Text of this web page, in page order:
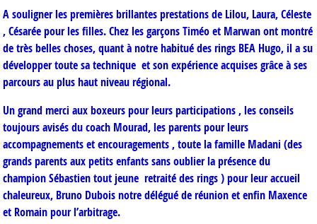
A souligner les premières brillantes prestations de Lilou, Laura, Céleste
, Césarée pour les filles. Chez les garçons Timéo et Marwan ont montré
de très belles choses, quant à notre habitué des rings BEA Hugo, il a su
développer toute sa technique et son expérience acquises grâce à ses
parcours au plus haut niveau régional.
Un grand merci aux boxeurs pour leurs participations , les conseils
toujours avisés du coach Mourad, les parents pour leurs
accompagnements et encouragements , toute la famille Madani (des
grands parents aux petits enfants sans oublier la présence du
champion Sébastien tout jeune retraité des rings ) pour leur accueil
chaleureux, Bruno Dubois notre délégué de réunion et enfin Maxence
et Romain pour l’arbitrage.